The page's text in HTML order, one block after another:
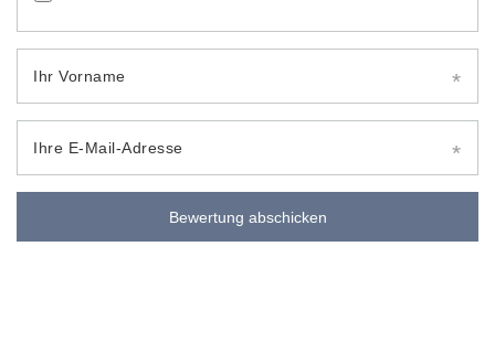
Ihr Vorname
Ihre E-Mail-Adresse
Bewertung abschicken